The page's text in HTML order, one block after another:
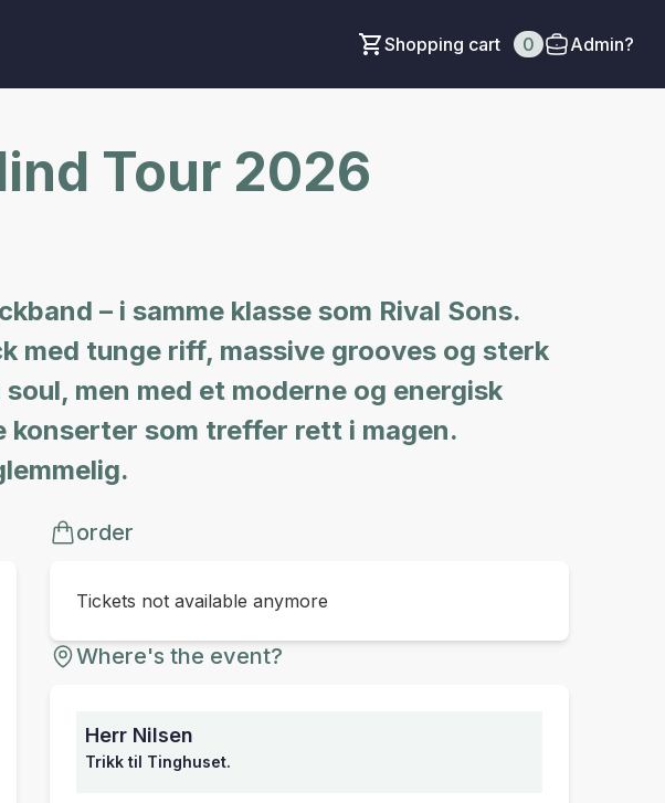
Shopping cart 0 Admin?
Tour 2026
– i samme klasse som Rival Sons.
med tunge riff, massive grooves og sterk
men med et moderne og energisk
konserter som treffer rett i magen.
order
Tickets not available anymore
Where's the event?
Herr Nilsen
Trikk til Tinghuset.